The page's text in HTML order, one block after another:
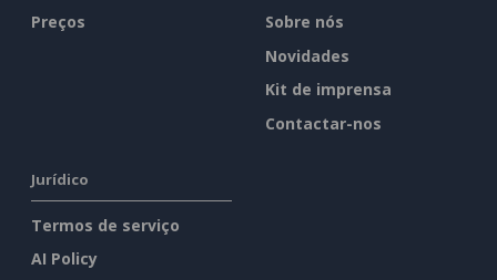
Preços
Sobre nós
Novidades
Kit de imprensa
Contactar-nos
Jurídico
Termos de serviço
AI Policy